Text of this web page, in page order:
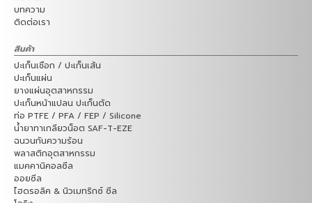
บทความ
ติดต่อเรา
สินค้า
ปะเก็นเชือก / ปะเก็นเส้น
ปะเก็นแผ่น
ยางแผ่นอุตสาหกรรม
ปะเก็นหน้าแปลน ปะเก็นตัด
ท่อ PTFE / PFA / FEP / Silicone
น้ำยาทาเกลียวน็อต SAF-T-EZE
ฉนวนกันความร้อน
พลาสติกอุตสาหกรรม
แมคคานิคอลซีล
ออยซีล
ไฮดรอลิค & นิวเมทริกซ์ ซีล